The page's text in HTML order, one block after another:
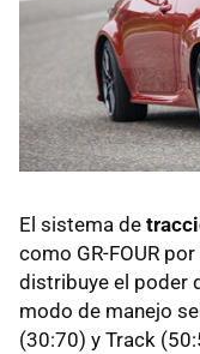
El sistema de
como GR-FOUR
distribuye el poder
modo de manejo
(30:70) y Track